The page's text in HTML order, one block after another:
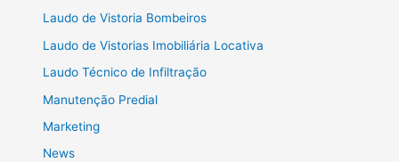
Laudo de Vistoria Bombeiros
Laudo de Vistorias Imobiliária Locativa
Laudo Técnico de Infiltração
Manutenção Predial
Marketing
News